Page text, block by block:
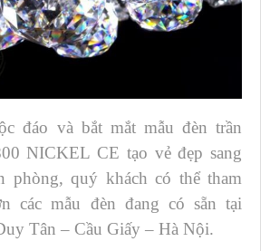
đáo và bắt mắt mẫu đèn trần
NICKEL CE tạo vẻ đẹp sang
phòng, quý khách có thể tham
các mẫu đèn đang có sẵn tại
Tân – Cầu Giấy – Hà Nội.